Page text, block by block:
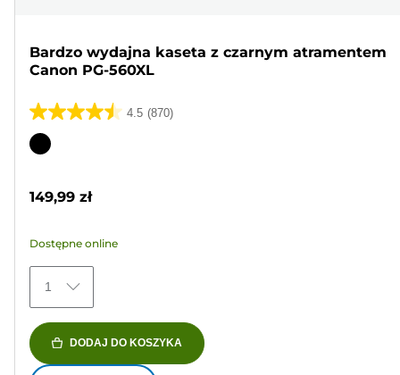
Bardzo wydajna kaseta z czarnym atramentem
Canon PG-560XL
4.5 (870)
4.5
na
870
Wkład
149,99 zł
Dostępne online
1
DODAJ DO KOSZYKA